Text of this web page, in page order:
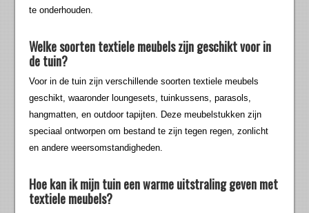
te onderhouden.
Welke soorten textiele meubels zijn geschikt voor in
de tuin?
Voor in de tuin zijn verschillende soorten textiele meubels
geschikt, waaronder loungesets, tuinkussens, parasols,
hangmatten, en outdoor tapijten. Deze meubelstukken zijn
speciaal ontworpen om bestand te zijn tegen regen, zonlicht
en andere weersomstandigheden.
Hoe kan ik mijn tuin een warme uitstraling geven met
textiele meubels?